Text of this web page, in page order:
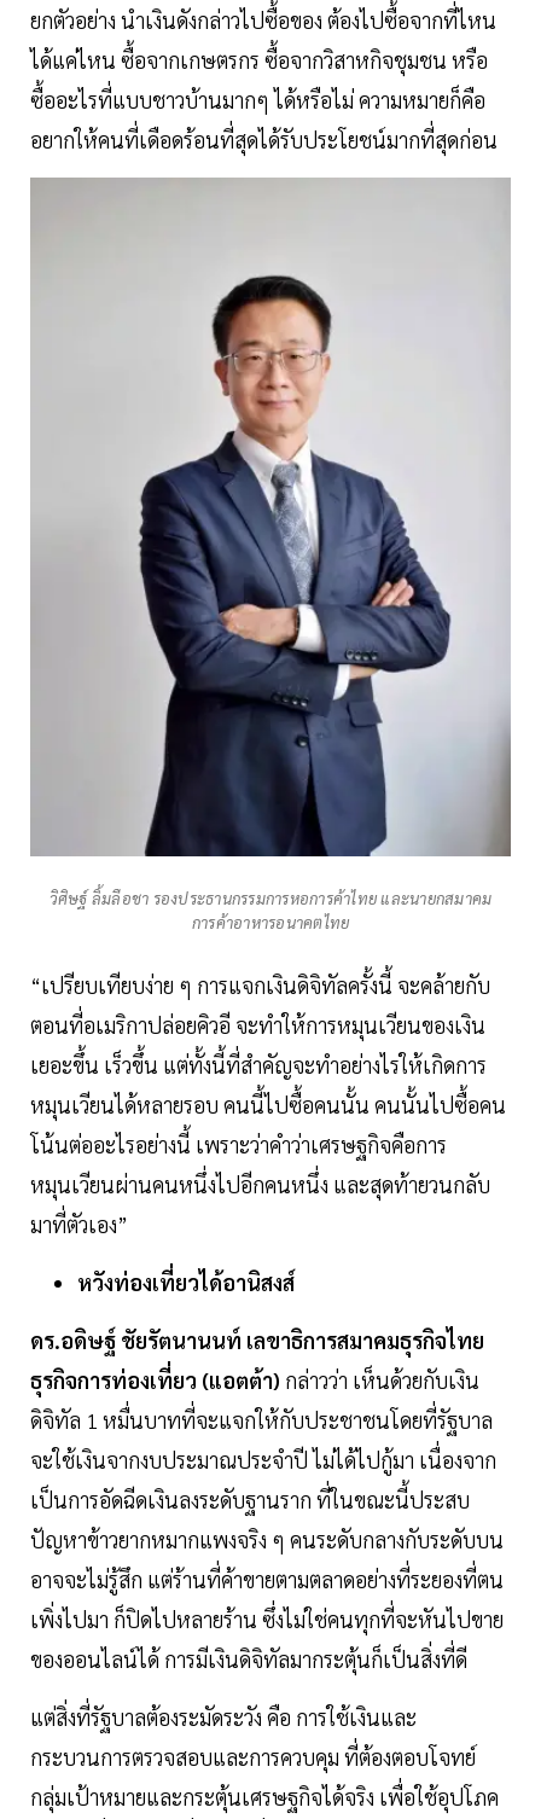
ยกตัวอย่าง นำเงินดังกล่าวไปซื้อของ ต้องไปซื้อจากที่ไหน
ได้แค่ไหน ซื้อจากเกษตรกร ซื้อจากวิสาหกิจชุมชน หรือ
ซื้ออะไรที่แบบชาวบ้านมากๆ ได้หรือไม่ ความหมายก็คือ
อยากให้คนที่เดือดร้อนที่สุดได้รับประโยชน์มากที่สุดก่อน
วิศิษฐ์ ลิ้มลือชา รองประธานกรรมการหอการค้าไทย และนายกสมาคม
การค้าอาหารอนาคตไทย
“เปรียบเทียบง่าย ๆ การแจกเงินดิจิทัลครั้งนี้ จะคล้ายกับ
ตอนที่อเมริกาปล่อยคิวอี จะทำให้การหมุนเวียนของเงิน
เยอะขึ้น เร็วขึ้น แต่ทั้งนี้ที่สำคัญจะทำอย่างไรให้เกิดการ
หมุนเวียนได้หลายรอบ คนนี้ไปซื้อคนนั้น คนนั้นไปซื้อคน
โน้นต่ออะไรอย่างนี้ เพราะว่าคำว่าเศรษฐกิจคือการ
หมุนเวียนผ่านคนหนึ่งไปอีกคนหนึ่ง และสุดท้ายวนกลับ
มาที่ตัวเอง”
หวังท่องเที่ยวได้อานิสงส์
ดร.อดิษฐ์ ชัยรัตนานนท์ เลขาธิการสมาคมธุรกิจไทย
ธุรกิจการท่องเที่ยว (แอตต้า) กล่าวว่า เห็นด้วยกับเงิน
ดิจิทัล 1 หมื่นบาทที่จะแจกให้กับประชาชนโดยที่รัฐบาล
จะใช้เงินจากงบประมาณประจำปี ไม่ได้ไปกู้มา เนื่องจาก
เป็นการอัดฉีดเงินลงระดับฐานราก ที่ในขณะนี้ประสบ
ปัญหาข้าวยากหมากแพงจริง ๆ คนระดับกลางกับระดับบน
อาจจะไม่รู้สึก แต่ร้านที่ค้าขายตามตลาดอย่างที่ระยองที่ตน
เพิ่งไปมา ก็ปิดไปหลายร้าน ซึ่งไม่ใช่คนทุกที่จะหันไปขาย
ของออนไลน์ได้ การมีเงินดิจิทัลมากระตุ้นก็เป็นสิ่งที่ดี
แต่สิ่งที่รัฐบาลต้องระมัดระวัง คือ การใช้เงินและ
กระบวนการตรวจสอบและการควบคุม ที่ต้องตอบโจทย์
กลุ่มเป้าหมายและกระตุ้นเศรษฐกิจได้จริง เพื่อใช้อุปโภค